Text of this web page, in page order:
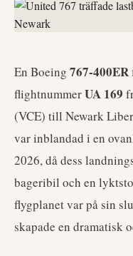
En Boeing 767-400ER
flightnummerUA 169
(VCE) till Newark
var inblandad i en
2026, då dess
bageribil och en
flygplanet var på sin
skapade en dramatisk